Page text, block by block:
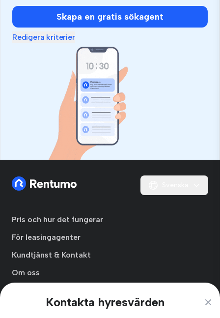
Skapa en gratis sökagent
Redigera kriterier
Kontakta hyresvärden
Pris och hur det fungerar
För leasingagenter
Kundtjänst & Kontakt
Om oss
Användarvillkor